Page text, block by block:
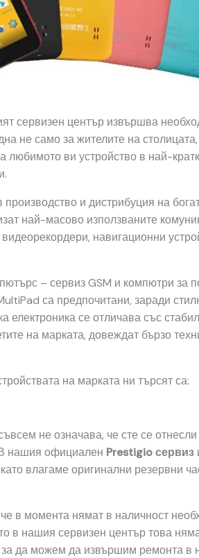
сервизен център извършва
не само за жителите на
ви устройство в най-
и дистрибуция на
най-масово използваните
навигационни
– сервиз GSM и компютри за
са предпочитани, заради
електроника се отличава със
на марката, довеждат бързо
на марката ни търсят са:
не означава, че сте се
В нашия официален Prestigio сервиз
влагаме оригинални резервни
в момента нямат в наличност
в нашия сервизен център това
да можем да извършим ремонта в